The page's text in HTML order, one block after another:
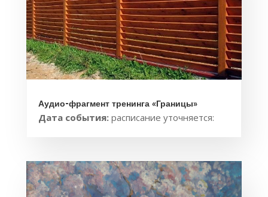
Аудио-фрагмент тренинга «Границы»
Дата события: расписание уточняется: